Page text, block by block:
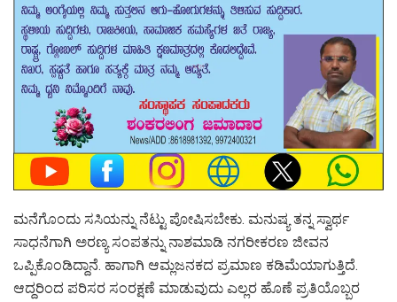
ಮನೆಗೊಂದು ಸಸಿಯನ್ನು ನೆಟ್ಟು ಪೋಷಿಸಬೇಕು. ಮನುಷ್ಯ ತನ್ನ ಸ್ವಾರ್ಥ
ಸಾಧನೆಗಾಗಿ ಅರಣ್ಯ ಸಂಪತನ್ನು ನಾಶಮಾಡಿ ನಗರೀಕರಣ ಜೀವನ
ಒಪ್ಪಿಕೊಂಡಿದ್ದಾನೆ. ಹಾಗಾಗಿ ಆಮ್ಲಜನಕದ ಪ್ರಮಾಣ ಕಡಿಮೆಯಾಗುತ್ತಿದೆ.
ಆದ್ದರಿಂದ ಪರಿಸರ ಸಂರಕ್ಷಣೆ ಮಾಡುವುದು ಎಲ್ಲರ ಹೊಣೆ ಪ್ರತಿಯೊಬ್ಬರ